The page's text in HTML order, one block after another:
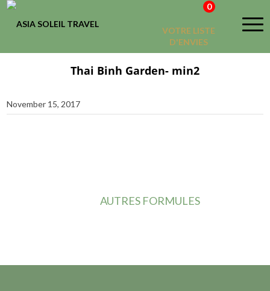
VOTRE LISTE
D'ENVIES
0
Thai Binh Garden- min2
November 15, 2017
AUTRES FORMULES